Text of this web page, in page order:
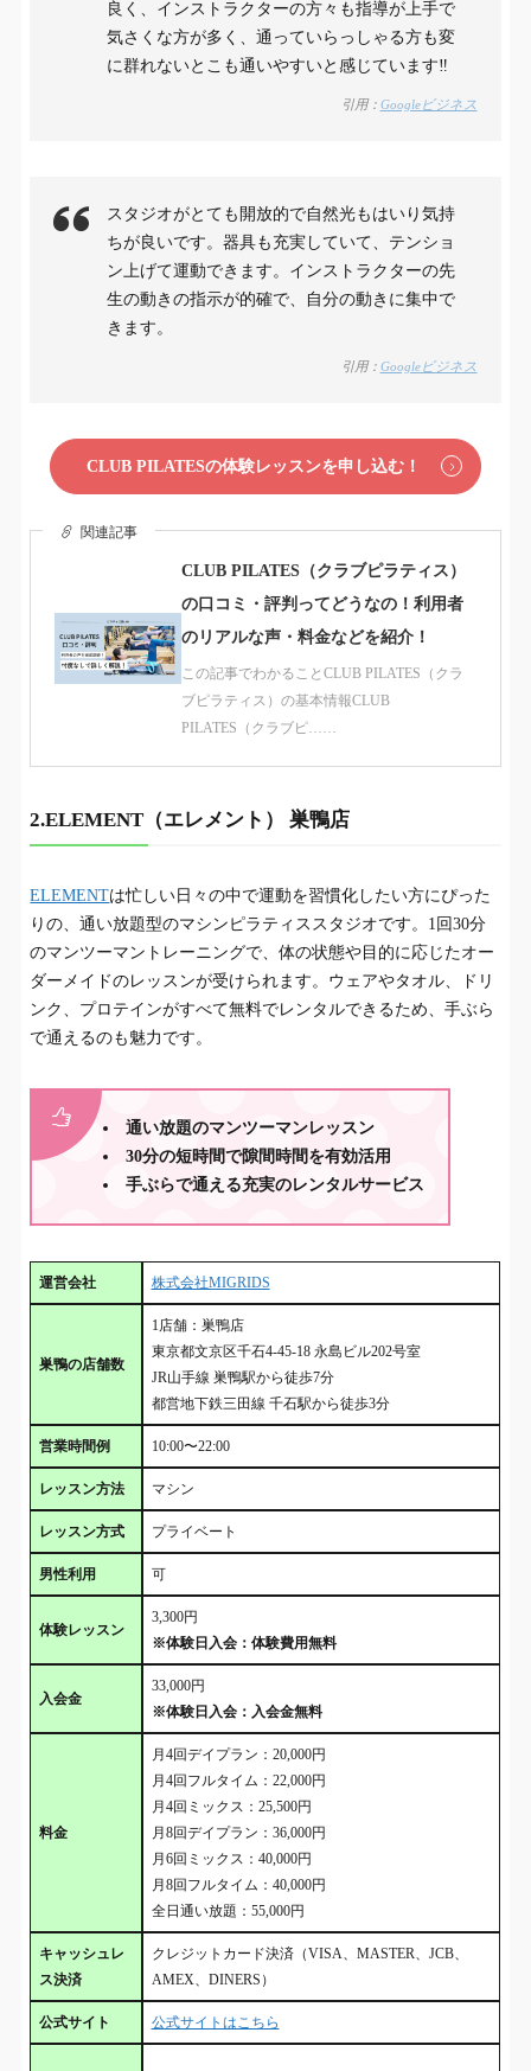
良く、インストラクターの方々も指導が上手で
気さくな方が多く、通っていらっしゃる方も変
に群れないとこも通いやすいと感じています‼︎
引用： Googleビジネス
スタジオがとても開放的で自然光もはいり気持
ちが良いです。器具も充実していて、テンショ
ン上げて運動できます。インストラクターの先
生の動きの指示が的確で、自分の動きに集中で
きます。
引用： Googleビジネス
CLUB PILATESの体験レッスンを申し込む！
関連記事
CLUB PILATES（クラブピラティス）
の口コミ・評判ってどうなの！利用者
のリアルな声・料金などを紹介！
この記事でわかることCLUB PILATES（クラ
ブピラティス）の基本情報CLUB
PILATES（クラブピ……
2.ELEMENT（エレメント） 巣鴨店
ELEMENTは忙しい日々の中で運動を習慣化したい方にぴった
りの、通い放題型のマシンピラティススタジオです。1回30分
のマンツーマントレーニングで、体の状態や目的に応じたオー
ダーメイドのレッスンが受けられます。ウェアやタオル、ドリ
ンク、プロテインがすべて無料でレンタルできるため、手ぶら
で通えるのも魅力です。
通い放題のマンツーマンレッスン
30分の短時間で隙間時間を有効活用
手ぶらで通える充実のレンタルサービス
運営会社 株式会社MIGRIDS
巣鴨の店舗数
1店舗：巣鴨店
東京都文京区千石4-45-18 永島ビル202号室
JR山手線 巣鴨駅から徒歩7分
都営地下鉄三田線 千石駅から徒歩3分
営業時間例 10:00〜22:00
レッスン方法 マシン
レッスン方式 プライベート
男性利用 可
体験レッスン
3,300円
※体験日入会：体験費用無料
入会金
33,000円
※体験日入会：入会金無料
料金
月4回デイプラン：20,000円
月4回フルタイム：22,000円
月4回ミックス：25,500円
月8回デイプラン：36,000円
月6回ミックス：40,000円
月8回フルタイム：40,000円
全日通い放題：55,000円
キャッシュレ
ス決済
クレジットカード決済（VISA、MASTER、JCB、
AMEX、DINERS）
公式サイト 公式サイトはこちら